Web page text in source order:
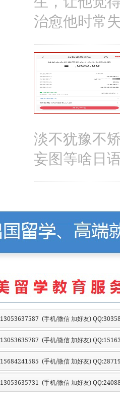
治愈他时常
淡不犹豫不
妄图等啥日
13053637587 (手机/微信 加好友)
13053635787 (手机/微信 加好友)
15684241585 (手机/微信 加好友)
13053635731 (手机/微信 加好友)